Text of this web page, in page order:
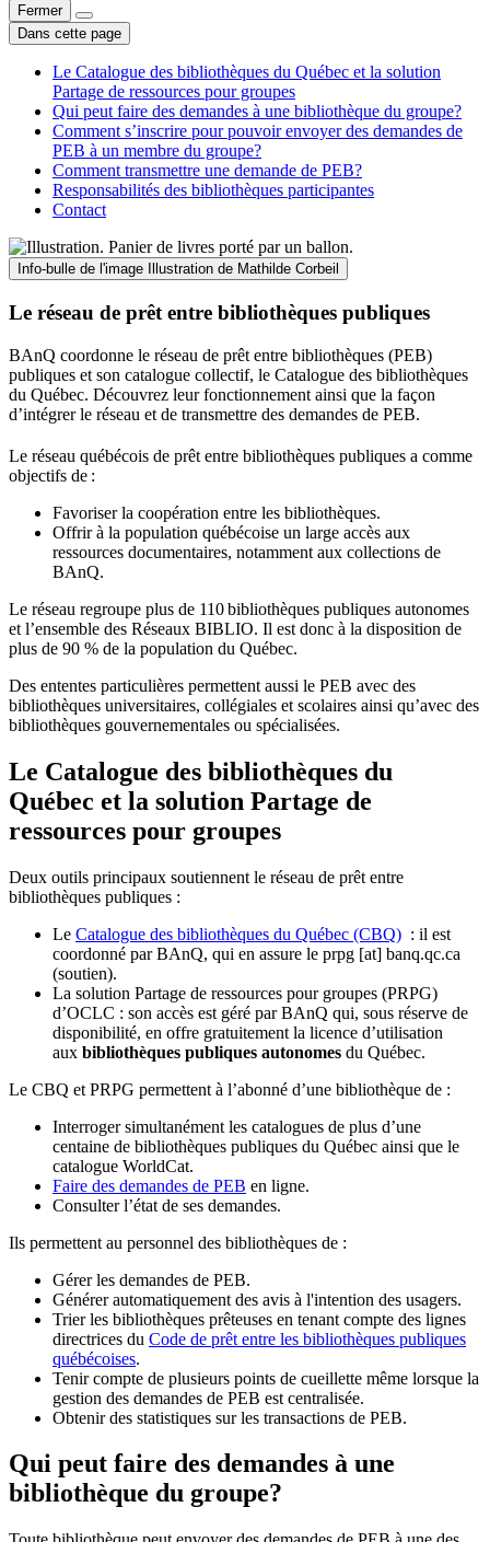
Fermer
Dans cette page
Le Catalogue des bibliothèques du Québec et la solution
Partage de ressources pour groupes
Qui peut faire des demandes à une bibliothèque du groupe?
Comment s’inscrire pour pouvoir envoyer des demandes de
PEB à un membre du groupe?
Comment transmettre une demande de PEB?
Responsabilités des bibliothèques participantes
Contact
Info-bulle de l'image Illustration de Mathilde Corbeil
Le réseau de prêt entre bibliothèques publiques
BAnQ coordonne le réseau de prêt entre bibliothèques (PEB)
publiques et son catalogue collectif, le Catalogue des bibliothèques
du Québec. Découvrez leur fonctionnement ainsi que la façon
d’intégrer le réseau et de transmettre des demandes de PEB.
Le réseau québécois de prêt entre bibliothèques publiques a comme
objectifs de :
Favoriser la coopération entre les bibliothèques.
Offrir à la population québécoise un large accès aux
ressources documentaires, notamment aux collections de
BAnQ.
Le réseau regroupe plus de 110bibliothèques publiques autonomes
et l’ensemble des Réseaux BIBLIO. Il est donc à la disposition de
plus de 90 % de la population du Québec.
Des ententes particulières permettent aussi le PEB avec des
bibliothèques universitaires, collégiales et scolaires ainsi qu’avec des
bibliothèques gouvernementales ou spécialisées.
Le Catalogue des bibliothèques du
Québec et la solution Partage de
ressources pour groupes
Deux outils principaux soutiennent le réseau de prêt entre
bibliothèques publiques :
Le Catalogue des bibliothèques du Québec (CBQ) : il est
coordonné par BAnQ, qui en assure le prpg [at] banq.qc.ca
(soutien).
La solution Partage de ressources pour groupes (PRPG)
d’OCLC : son accès est géré par BAnQ qui, sous réserve de
disponibilité, en offre gratuitement la licence d’utilisation
aux bibliothèques publiques autonomes du Québec.
Le CBQ et PRPG permettent à l’abonné d’une bibliothèque de :
Interroger simultanément les catalogues de plus d’une
centaine de bibliothèques publiques du Québec ainsi que le
catalogue WorldCat.
Faire des demandes de PEB en ligne.
Consulter l’état de ses demandes.
Ils permettent au personnel des bibliothèques de :
Gérer les demandes de PEB.
Générer automatiquement des avis à l'intention des usagers.
Trier les bibliothèques prêteuses en tenant compte des lignes
directrices du Code de prêt entre les bibliothèques publiques
québécoises.
Tenir compte de plusieurs points de cueillette même lorsque la
gestion des demandes de PEB est centralisée.
Obtenir des statistiques sur les transactions de PEB.
Qui peut faire des demandes à une
bibliothèque du groupe?